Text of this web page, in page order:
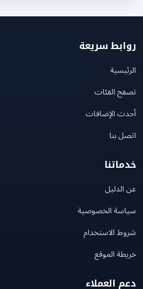
سريعة
الفئات
الإضافات
بنا
الخصوصية
الاستخدام
الموقع
العملاء